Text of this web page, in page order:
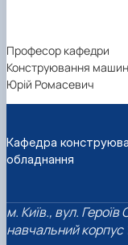
Професор кафедри
Конструювання
Юрій Ромасевич
Кафедра
обладнання
м. Київ., вул. Героїв
навчальний корпус